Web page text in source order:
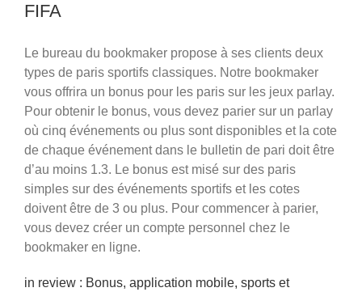
FIFA
Le bureau du bookmaker propose à ses clients deux
types de paris sportifs classiques. Notre bookmaker
vous offrira un bonus pour les paris sur les jeux parlay.
Pour obtenir le bonus, vous devez parier sur un parlay
où cinq événements ou plus sont disponibles et la cote
de chaque événement dans le bulletin de pari doit être
d’au moins 1.3. Le bonus est misé sur des paris
simples sur des événements sportifs et les cotes
doivent être de 3 ou plus. Pour commencer à parier,
vous devez créer un compte personnel chez le
bookmaker en ligne.
in review : Bonus, application mobile, sports et